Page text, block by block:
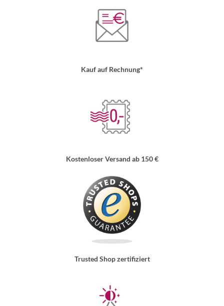
Kauf auf Rechnung*
Kostenloser Versand ab 150 €
Trusted Shop zertifiziert